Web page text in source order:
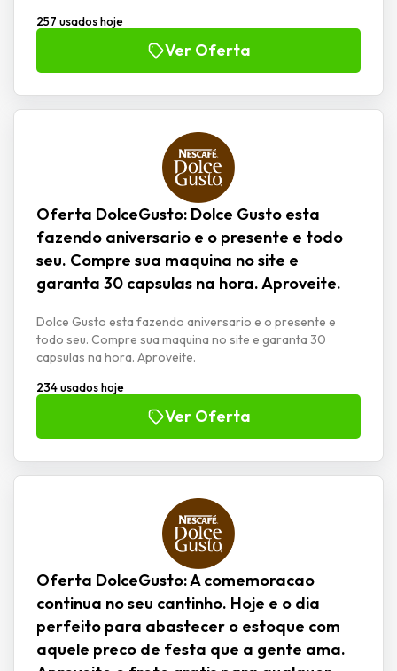
257 usados hoje
Ver Oferta
Oferta DolceGusto: Dolce Gusto esta
fazendo aniversario e o presente e todo
seu. Compre sua maquina no site e
garanta 30 capsulas na hora. Aproveite.
Dolce Gusto esta fazendo aniversario e o presente e
todo seu. Compre sua maquina no site e garanta 30
capsulas na hora. Aproveite.
234 usados hoje
Ver Oferta
Oferta DolceGusto: A comemoracao
continua no seu cantinho. Hoje e o dia
perfeito para abastecer o estoque com
aquele preco de festa que a gente ama.